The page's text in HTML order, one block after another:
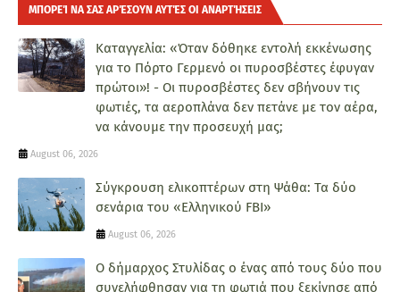
ΜΠΟΡΕΊ ΝΑ ΣΑΣ ΑΡΈΣΟΥΝ ΑΥΤΈΣ ΟΙ ΑΝΑΡΤΉΣΕΙΣ
Καταγγελία: «Όταν δόθηκε εντολή εκκένωσης
για το Πόρτο Γερμενό οι πυροσβέστες έφυγαν
πρώτοι»! - Οι πυροσβέστες δεν σβήνουν τις
φωτιές, τα αεροπλάνα δεν πετάνε με τον αέρα,
να κάνουμε την προσευχή μας;
August 06, 2026
Σύγκρουση ελικοπτέρων στη Ψάθα: Τα δύο
σενάρια του «Ελληνικού FBI»
August 06, 2026
Ο δήμαρχος Στυλίδας ο ένας από τους δύο που
συνελήφθησαν για τη φωτιά που ξεκίνησε από